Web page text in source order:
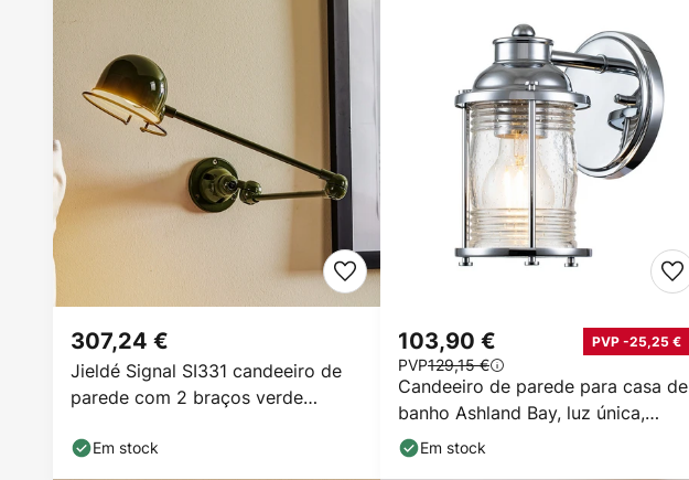
Jieldé Signal SI331 candeeiro de
parede com 2 braços verde
307,24 €
Em stock
Candeeiro de parede para casa de
banho Ashland Bay, luz única,
cromado
103,90 € PVP -25,25 €
PVP129,15 €
Em stock